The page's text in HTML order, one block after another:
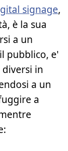
signage,
è la sua
a un
pubblico, e'
diversi in
a un
a